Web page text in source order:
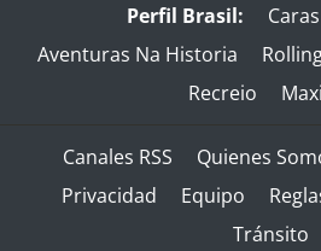
Perfil Brasil: Caras
Aventuras Na Historia
Recreio
Canales RSS Quienes
Privacidad
Equipo
Tránsito